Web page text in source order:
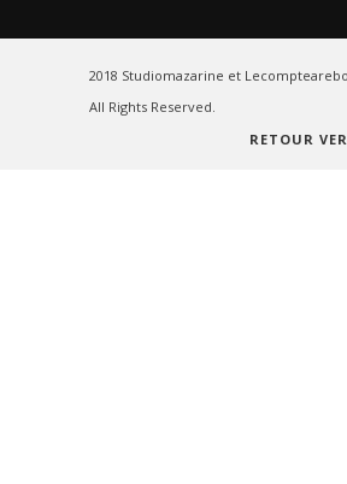
2018 Studiomazarine et
All Rights Reserved.
RETOUR